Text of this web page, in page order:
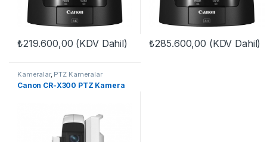
₺219.600,00 (KDV Dahil) ₺285.600,00 (KDV Dahil)
Kameralar, PTZ Kameralar
Canon CR-X300 PTZ Kamera